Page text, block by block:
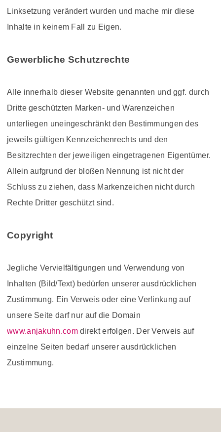
Linksetzung verändert wurden und mache mir diese
Inhalte in keinem Fall zu Eigen.
Gewerbliche Schutzrechte
Alle innerhalb dieser Website genannten und ggf. durch
Dritte geschützten Marken- und Warenzeichen
unterliegen uneingeschränkt den Bestimmungen des
jeweils gültigen Kennzeichenrechts und den
Besitzrechten der jeweiligen eingetragenen Eigentümer.
Allein aufgrund der bloßen Nennung ist nicht der
Schluss zu ziehen, dass Markenzeichen nicht durch
Rechte Dritter geschützt sind.
Copyright
Jegliche Vervielfältigungen und Verwendung von
Inhalten (Bild/Text) bedürfen unserer ausdrücklichen
Zustimmung. Ein Verweis oder eine Verlinkung auf
unsere Seite darf nur auf die Domain
www.anjakuhn.comdirekt erfolgen. Der Verweis auf
einzelne Seiten bedarf unserer ausdrücklichen
Zustimmung.